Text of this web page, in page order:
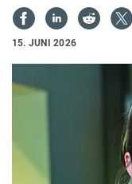
15. JUNI 2026